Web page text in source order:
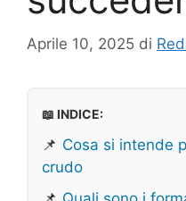
Aprile 10, 2025 di
📖 INDICE:
📌 Cosa si intende
crudo